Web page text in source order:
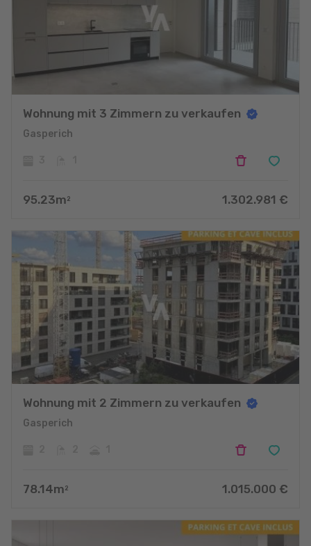
Wohnung mit 3 Zimmern zu verkaufen
Gasperich
95.23m 2 1.302.981 €
Wohnung mit 2 Zimmern zu verkaufen
Gasperich
78.14m 2 1.015.000 €